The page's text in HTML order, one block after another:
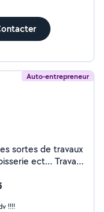
Auto-entrepreneur
sortes de travaux
ect... Travail
!!!!